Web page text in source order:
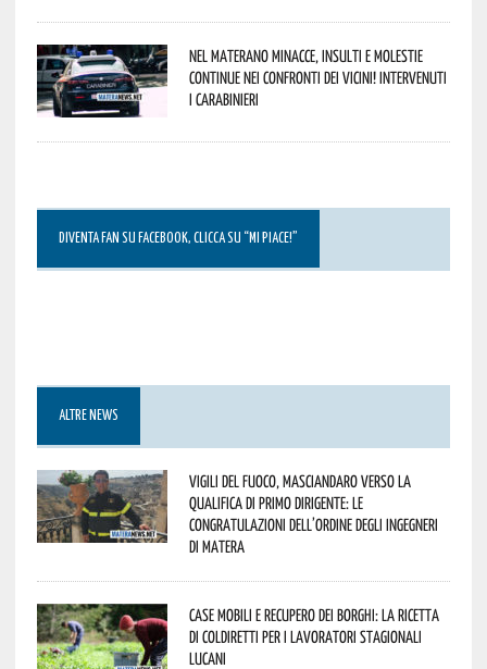
Nel materano minacce, insulti e molestie
continue nei confronti dei vicini! Intervenuti
i Carabinieri
DIVENTA FAN SU FACEBOOK, CLICCA SU “MI PIACE!”
ALTRE NEWS
Vigili del Fuoco, Masciandaro verso la
qualifica di Primo Dirigente: le
congratulazioni dell’Ordine degli Ingegneri
di Matera
Case mobili e recupero dei borghi: la ricetta
di Coldiretti per i lavoratori stagionali
lucani